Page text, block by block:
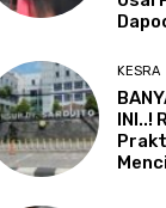
KESRA
INI..!